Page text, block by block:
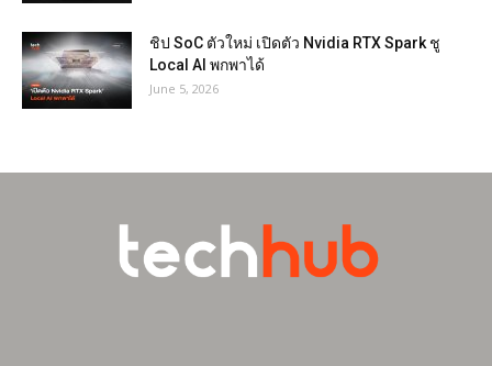
ชิป SoC ตัวใหม่ เปิดตัว Nvidia RTX Spark ชู
Local AI พกพาได้
June 5, 2026